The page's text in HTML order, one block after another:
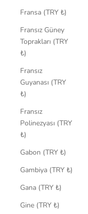
Fransa (TRY ₺)
Fransız Güney
Toprakları (TRY
₺)
Fransız
Guyanası (TRY
₺)
Fransız
Polinezyası (TRY
₺)
Gabon (TRY ₺)
Gambiya (TRY ₺)
Gana (TRY ₺)
Gine (TRY ₺)